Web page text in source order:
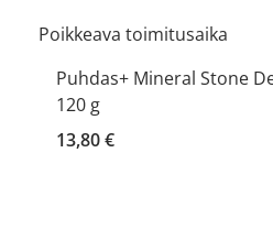
Poikkeava toimitusaika
Puhdas+ Mineral Stone
120 g
13,80 €